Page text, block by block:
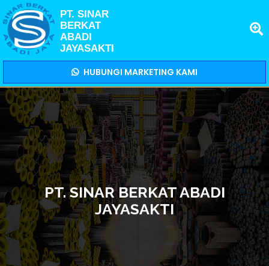
PT. SINAR
BERKAT
ABADI
JAYASAKTI
HUBUNGI MARKETING KAMI
PT. SINAR BERKAT ABADI
JAYASAKTI